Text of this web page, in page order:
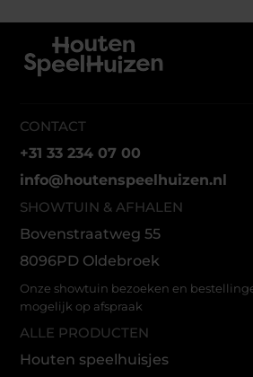
CONTACT
+31 33 234 07 00
info@houtenspeelhuizen.nl
SHOWTUIN & AFHALEN
Bovenstraatweg 55
8096PD Oldebroek
Onze showtuin bezoeken en
mogelijk op afspraak
ALLE PRODUCTEN
Houten speelhuisjes